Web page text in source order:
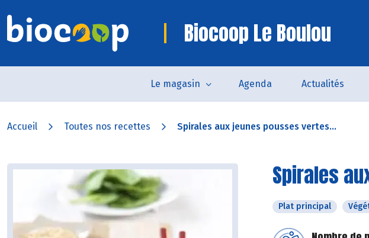
Biocoop Le Boulou
Le magasin Agenda Actualités
Accueil Toutes nos recettes Spirales aux jeunes pousses vertes...
Spirales
Plat principal